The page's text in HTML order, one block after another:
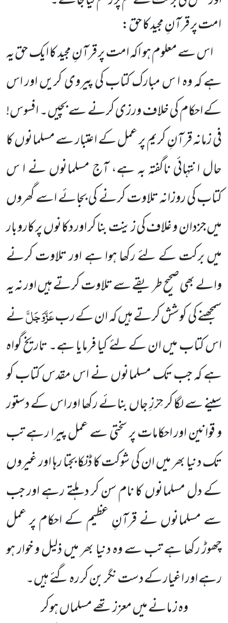
امت پر قرآنِ مجید کا حق:
اس سے معلوم ہو اکہ امت پر قرآنِ مجید کا ایک حق یہ
ہے کہ وہ ا س مبارک کتاب کی پیروی کریں اور اس
کےاحکام کی خلاف ورزی کرنے سے بچیں۔ افسوس!
فی زمانہ قرآنِ کریم پر عمل کے اعتبار سے مسلمانوں کا
حال انتہائی ناگفتہ بہہے، آج مسلمانوں نے ا س
کتاب کی روزانہ تلاوت کرنے کی بجائے اسے گھروں
میں جزدان و غلاف کی زینت بنا کر اور دکانوں پر کاروبار
میں برکت کے لئے رکھا ہوا ہے اور تلاوت کرنے
والے بھی صحیح طریقے سے تلاوت کرتے ہیں اور نہ یہ
سمجھنے کی کوشش کرتے ہیں کہ ان کے ربعَزَّوَجَلَّنے
اس کتاب میں ان کے لئے کیا فرمایا ہے۔ تاریخ گواہ
ہے کہ جب تک مسلمانوں نے اس مقدس کتاب کو
سینے سے لگا کر حِرْزِ جاں بنائے رکھا اور اس کے دستور
و قوانین اور احکامات پر سختی سے عمل پیرا رہے تب
تک دنیا بھر میں ان کی شوکت کا ڈنکا بجتا رہا اور غیروں
کے دل مسلمانوں کا نام سن کر دہلتے رہے اور جب
سے مسلمانوں نے قرآنِ عظیم کے احکام پر عمل
چھوڑ رکھا ہے تب سے وہ دنیا بھر میں ذلیل و خوار ہو
رہے اور اغیار کے دست نگر بن کر رہ گئے ہیں۔
وہ ز مانے میں معزز تھے مسلماں ہوکر